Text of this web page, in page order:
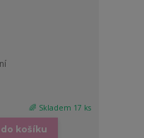
🌈 Skladem 17 ks
košíku